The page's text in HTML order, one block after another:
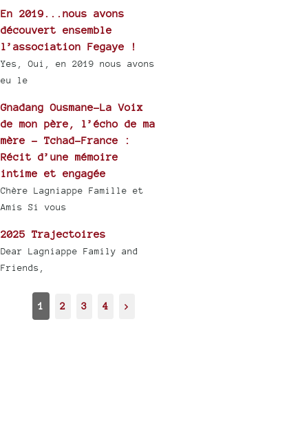
En 2019...nous avons
découvert ensemble
l’association Fegaye !
Yes, Oui, en 2019 nous avons
eu le
Gnadang Ousmane-La Voix
de mon père, l’écho de ma
mère - Tchad-France :
Récit d’une mémoire
intime et engagée
Chère Lagniappe Famille et
Amis Si vous
2025 Trajectoires
Dear Lagniappe Family and
Friends,
1 2 3 4 >